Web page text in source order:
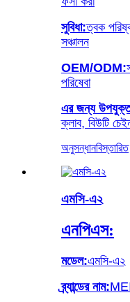
সুবিধা:ত্বক
সঞ্চালন
OEM/ODM:
পরিষেবা
এর জন্য
ক্লাব, বিউটি
অনুসন্ধানবিস্তারিত
এমসি-এ২
এনপিএস:
মডেল:এমসি-এ২
ব্র্যান্ডের নাম: